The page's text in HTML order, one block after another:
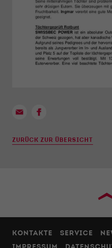
ZURÜCK ZUR ÜBERSICHT
KONTAKTE SERVICE